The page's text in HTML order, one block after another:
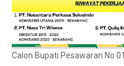
Calon Bupati Pesawaran No 01